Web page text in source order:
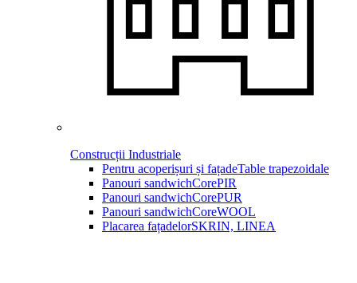
Construcții Industriale
Pentru acoperișuri și fațadeTable trapezoidale
Panouri sandwichCorePIR
Panouri sandwichCorePUR
Panouri sandwichCoreWOOL
Placarea fațadelorSKRIN, LINEA